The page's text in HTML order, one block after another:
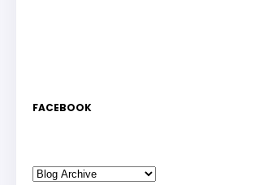
FACEBOOK